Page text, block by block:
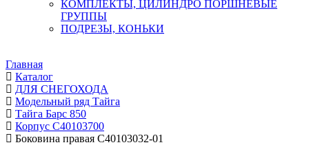
КОМПЛЕКТЫ, ЦИЛИНДРО ПОРШНЕВЫЕ
ГРУППЫ
ПОДРЕЗЫ, КОНЬКИ
Главная
Каталог
ДЛЯ СНЕГОХОДА
Модельный ряд Тайга
Тайга Барс 850
Корпус С40103700
Боковина правая C40103032-01